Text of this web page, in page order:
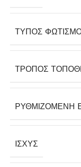
ΤΎΠΟΣ
ΤΡΌΠΟΣ
ΡΥΘΜΙΖΌΜΕΝΗ
ΙΣΧΎΣ